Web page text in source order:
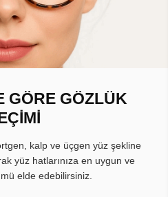
GÖRE GÖZLÜK
kalp ve üçgen yüz şekline
yüz hatlarınıza en uygun ve
elde edebilirsiniz.